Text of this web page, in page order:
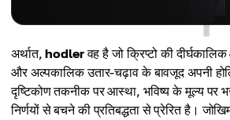
अर्थात,hodlerवह है जो क्रिप्टो की दीर्घकालिक
और अल्पकालिक उतार-चढ़ाव के बावजूद अपनी
दृष्टिकोण तकनीक पर आस्था, भविष्य के मूल्य पर
निर्णयों से बचने की प्रतिबद्धता से प्रेरित है।